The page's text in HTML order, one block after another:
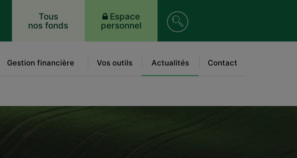
Gestion financière Vos outils Actualités Contact
Tous
nos fonds
Espace
personnel
sur
le